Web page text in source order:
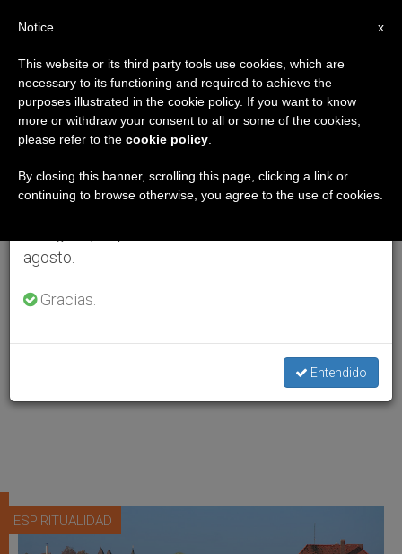
ESPIRITUALIDAD
×
Aviso importante
Del 27 de julio al 7 de agosto haremos la pausa
anual, aprovechando que en el periodo de verano
se generan menos informaciones y también el
agosto.
Gracias.
Entendido
x
Notice
This website or its third party tools use cookies, which are
necessary to its functioning and required to achieve the
purposes illustrated in the cookie policy. If you want to know
more or withdraw your consent to all or some of the cookies,
please refer to the cookie policy
By closing this banner, scrolling this page, clicking a link or
continuing to browse otherwise, you agree to the use of cookies.